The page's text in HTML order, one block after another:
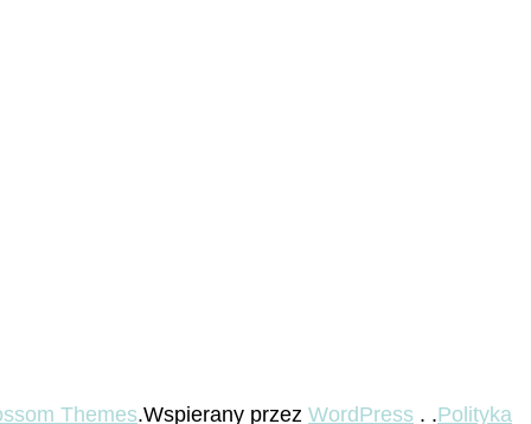
Themes.Wspierany przez WordPress . .Polityka